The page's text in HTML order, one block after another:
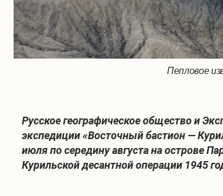
Пепловое
Русское географическое общество и
экспедиции «Восточный бастион —
июля по середину августа на острове
Курильской десантной операции 1945